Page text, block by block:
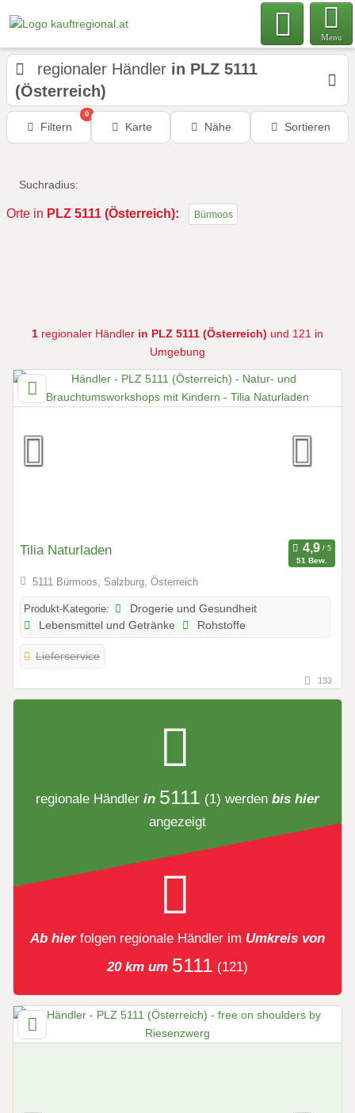
Menu
regionaler Händler in PLZ 5111
(Österreich)
Filtern
0
Karte Nähe Sortieren
Suchradius:
Orte in PLZ 5111 (Österreich): Bürmoos
1 regionaler Händler in PLZ 5111 (Österreich) und 121 in
Umgebung
Tilia Naturladen
51 Bew.
5111 Bürmoos, Salzburg, Österreich
Produkt-Kategorie:
Drogerie und Gesundheit
Lebensmittel und Getränke
Rohstoffe
Lieferservice
133
regionale Händler in 5111 (1) werden bis hier
angezeigt
Ab hier folgen regionale Händler im Umkreis von
20 km um 5111 (121)